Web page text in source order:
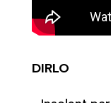
DIRLO